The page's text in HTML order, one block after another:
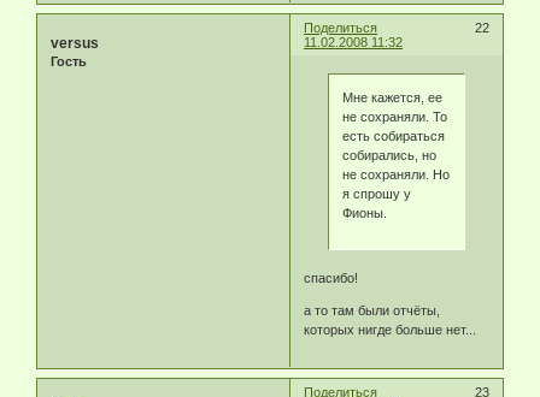
Поделиться
22
11.02.2008 11:32
versus
Гость
Мне кажется, ее
не сохраняли. То
есть собираться
собирались, но
не сохраняли. Но
я спрошу у
Фионы.
спасибо!
а то там были отчёты,
которых нигде больше нет...
Поделиться
23